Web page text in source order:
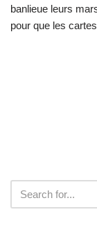
banlieue leurs
pour que les